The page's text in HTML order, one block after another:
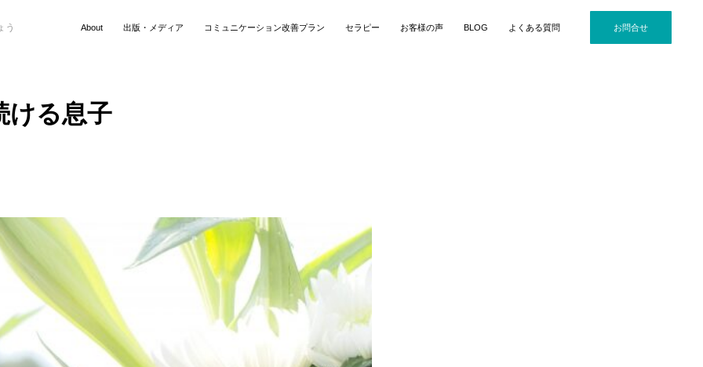
う About 出版・メディア コミュニケーション改善プラン セラピー お客様の声 BLOG よくある質問 お問合せ
ブログ
ける息子